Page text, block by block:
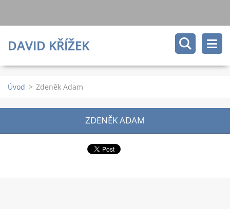
DAVID KŘÍŽEK
Úvod > Zdeněk Adam
ZDENĚK ADAM